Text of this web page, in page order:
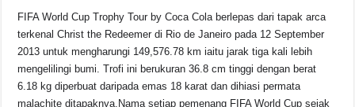
FIFA World Cup Trophy Tour by Coca Cola berlepas dari tapak arca
terkenal Christ the Redeemer di Rio de Janeiro pada 12 September
2013 untuk mengharungi 149,576.78 km iaitu jarak tiga kali lebih
mengelilingi bumi. Trofi ini berukuran 36.8 cm tinggi dengan berat
6.18 kg diperbuat daripada emas 18 karat dan dihiasi permata
malachite ditapaknya.Nama setiap pemenang FIFA World Cup sejak